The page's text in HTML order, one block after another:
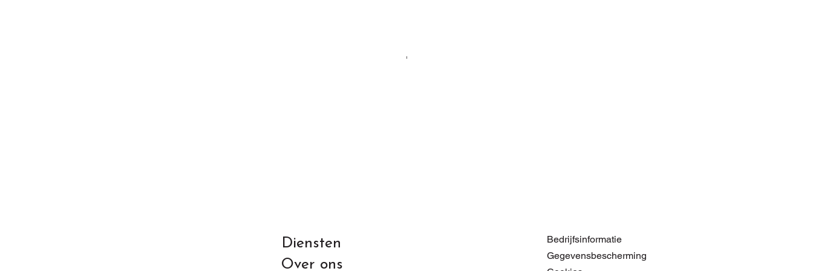
Diensten
Over ons
Bedrijfsinformatie
Gegevensbescherming